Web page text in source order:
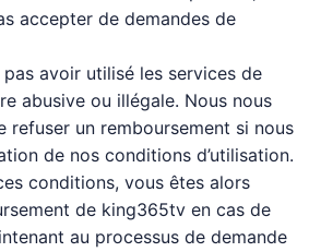
accepter de demandes de
avoir utilisé les services de
abusive ou illégale. Nous nous
refuser un remboursement si nous
de nos conditions d’utilisation.
conditions, vous êtes alors
de king365tv en cas de
au processus de demande